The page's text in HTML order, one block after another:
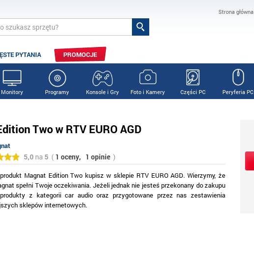
Strona główna
PYTANIA PROMOCJE
Monitory Programy Konsole i Gry Foto i Kamery Części PC Peryferia PC
Two w RTV EURO AGD
5,0 na 5 ( 1 oceny, 1 opinie )
Magnat Edition Two kupisz w sklepie RTV EURO AGD. Wierzymy, że
spełni Twoje oczekiwania. Jeżeli jednak nie jesteś przekonany do zakupu
z kategorii car audio oraz przygotowane przez nas zestawienia
sklepów internetowych.